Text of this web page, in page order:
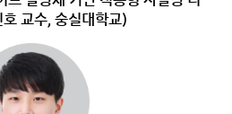
교수, 숭실대학교)